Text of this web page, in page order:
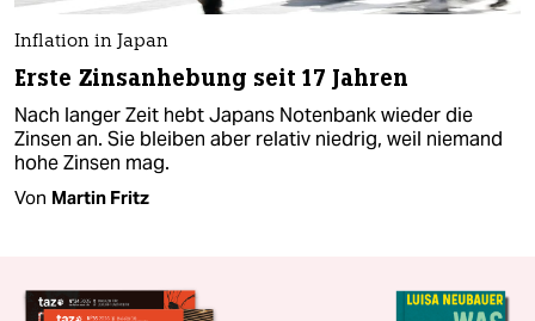
Inflation in Japan
Erste Zinsanhebung seit 17 Jahren
Nach langer Zeit hebt Japans Notenbank wieder die
Zinsen an. Sie bleiben aber relativ niedrig, weil niemand
hohe Zinsen mag.
Von Martin Fritz